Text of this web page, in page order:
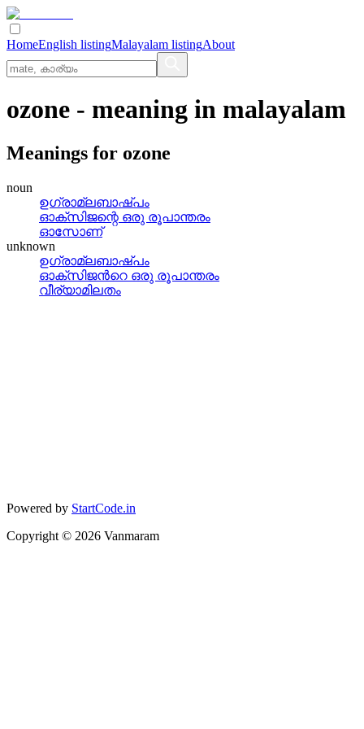
HomeEnglish listingMalayalam listingAbout
ozone - meaning in malayalam
Meanings for ozone
noun
ഉഗ്രാമ്ലബാഷ്‌പം
ഓക്‌സിജന്റെ ഒരു രൂപാന്തരം
ഓസോണ്
unknown
ഉഗ്രാമ്ലബാഷ്പം
ഓക്സിജന്‍റെ ഒരു രൂപാന്തരം
വീര്യാമിലതം
Powered by StartCode.in
Copyright © 2026 Vanmaram